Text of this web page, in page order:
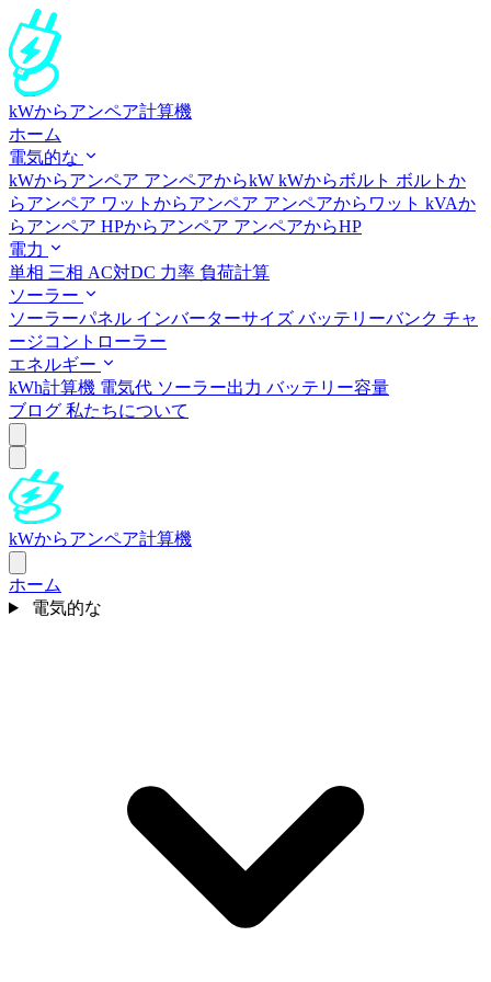
kWからアンペア計算機
ホーム
電気的な
kWからアンペア アンペアからkW kWからボルト ボルトか
らアンペア ワットからアンペア アンペアからワット kVAか
らアンペア HPからアンペア アンペアからHP
電力
単相 三相 AC対DC 力率 負荷計算
ソーラー
ソーラーパネル インバーターサイズ バッテリーバンク チャ
ージコントローラー
エネルギー
kWh計算機 電気代 ソーラー出力 バッテリー容量
ブログ 私たちについて
kWからアンペア計算機
ホーム
電気的な